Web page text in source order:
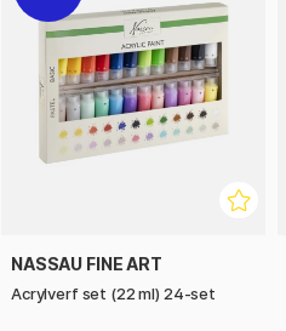
NASSAU FINE ART
Acrylverf set (22 ml) 24-set